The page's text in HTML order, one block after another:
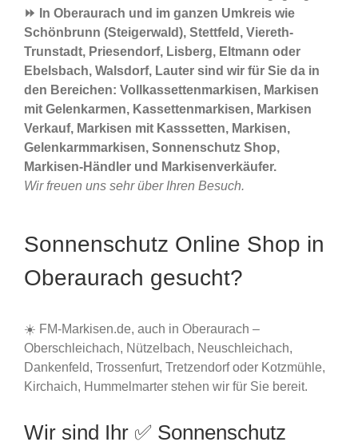
⏩ In Oberaurach und im ganzen Umkreis wie
Schönbrunn (Steigerwald), Stettfeld, Viereth-
Trunstadt, Priesendorf, Lisberg, Eltmann oder
Ebelsbach, Walsdorf, Lauter sind wir für Sie da in
den Bereichen: Vollkassettenmarkisen, Markisen
mit Gelenkarmen, Kassettenmarkisen, Markisen
Verkauf, Markisen mit Kasssetten, Markisen,
Gelenkarmmarkisen, Sonnenschutz Shop,
Markisen-Händler und Markisenverkäufer.
Wir freuen uns sehr über Ihren Besuch.
Sonnenschutz Online Shop in
Oberaurach gesucht?
☀️ FM-Markisen.de, auch in Oberaurach –
Oberschleichach, Nützelbach, Neuschleichach,
Dankenfeld, Trossenfurt, Tretzendorf oder Kotzmühle,
Kirchaich, Hummelmarter stehen wir für Sie bereit.
Wir sind Ihr ✅ Sonnenschutz